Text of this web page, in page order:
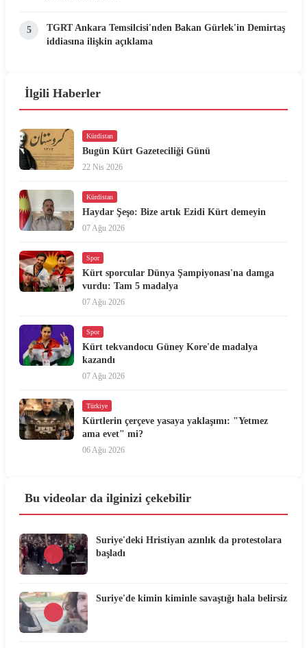
5
TGRT Ankara Temsilcisi'nden Bakan Gürlek'in Demirtaş
iddiasına ilişkin açıklama
İlgili Haberler
Kürdistan
Bugün Kürt Gazeteciliği Günü
22 Nis 2026
Kürdistan
Haydar Şeşo: Bize artık Ezidi Kürt demeyin
07 Ağu 2026
Spor
Kürt sporcular Dünya Şampiyonası'na damga
vurdu: Tam 5 madalya
07 Ağu 2026
Spor
Kürt tekvandocu Güney Kore'de madalya
kazandı
07 Ağu 2026
Türkiye
Kürtlerin çerçeve yasaya yaklaşımı: "Yetmez
ama evet" mi?
06 Ağu 2026
Bu videolar da ilginizi çekebilir
Suriye'deki Hristiyan azınlık da protestolara
başladı
Suriye'de kimin kiminle savaştığı hala belirsiz